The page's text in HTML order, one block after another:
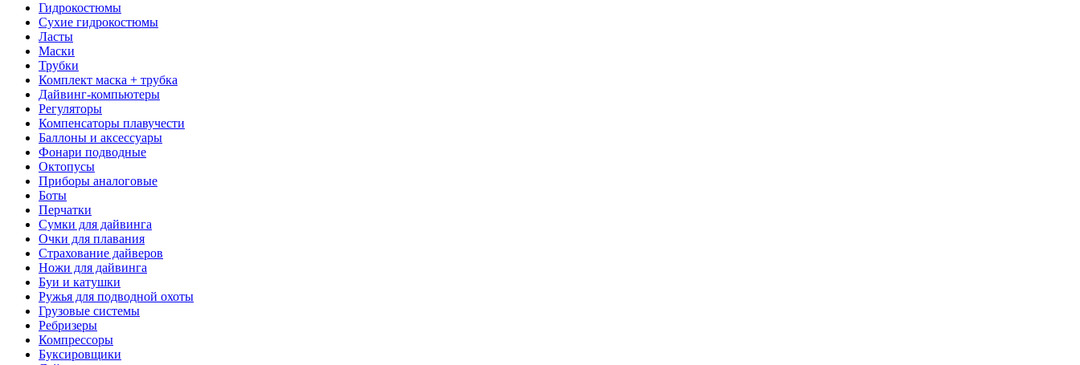
Гидрокостюмы
Сухие гидрокостюмы
Ласты
Маски
Трубки
Комплект маска + трубка
Дайвинг-компьютеры
Регуляторы
Компенсаторы плавучести
Баллоны и аксессуары
Фонари подводные
Октопусы
Приборы аналоговые
Боты
Перчатки
Сумки для дайвинга
Очки для плавания
Страхование дайверов
Ножи для дайвинга
Буи и катушки
Ружья для подводной охоты
Грузовые системы
Ребризеры
Компрессоры
Буксировщики